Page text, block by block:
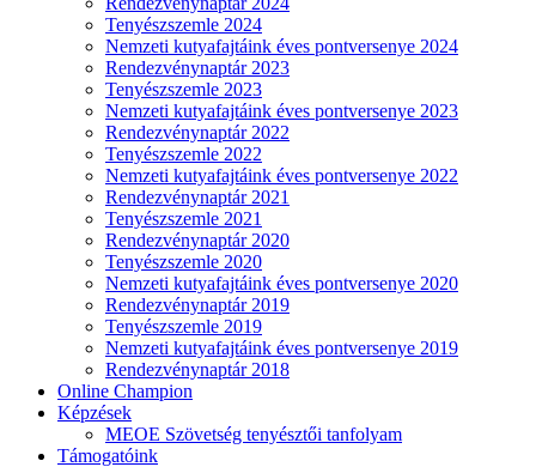
Tenyészszemle 2024
Nemzeti kutyafajtáink éves pontversenye 2024
Rendezvénynaptár 2023
Tenyészszemle 2023
Nemzeti kutyafajtáink éves pontversenye 2023
Rendezvénynaptár 2022
Tenyészszemle 2022
Nemzeti kutyafajtáink éves pontversenye 2022
Rendezvénynaptár 2021
Tenyészszemle 2021
Rendezvénynaptár 2020
Tenyészszemle 2020
Nemzeti kutyafajtáink éves pontversenye 2020
Rendezvénynaptár 2019
Tenyészszemle 2019
Nemzeti kutyafajtáink éves pontversenye 2019
Rendezvénynaptár 2018
Online Champion
Képzések
MEOE Szövetség tenyésztői tanfolyam
Támogatóink